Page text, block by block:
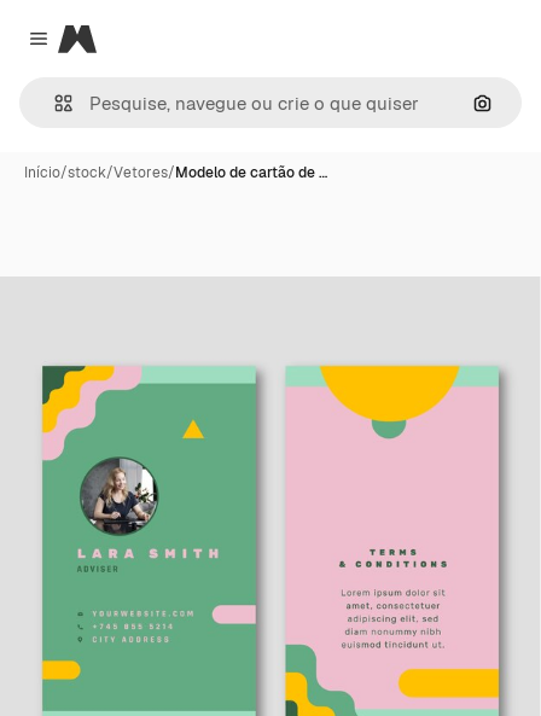
Close menu
Magnific
Início/stock/Vetores/Modelo de cartão de …